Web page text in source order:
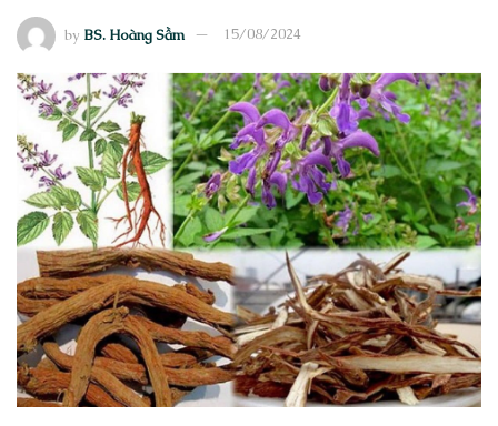
by BS. Hoàng Sầm 15/08/2024